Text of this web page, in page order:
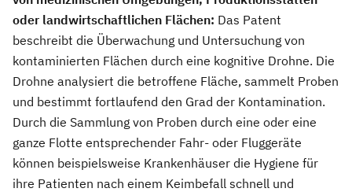
oder landwirtschaftlichen Flächen: Das Patent
beschreibt die Überwachung und Untersuchung von
kontaminierten Flächen durch eine kognitive Drohne. Die
Drohne analysiert die betroffene Fläche, sammelt Proben
und bestimmt fortlaufend den Grad der Kontamination.
Durch die Sammlung von Proben durch eine oder eine
ganze Flotte entsprechender Fahr- oder Fluggeräte
können beispielsweise Krankenhäuser die Hygiene für
ihre Patienten nach einem Keimbefall schnell und